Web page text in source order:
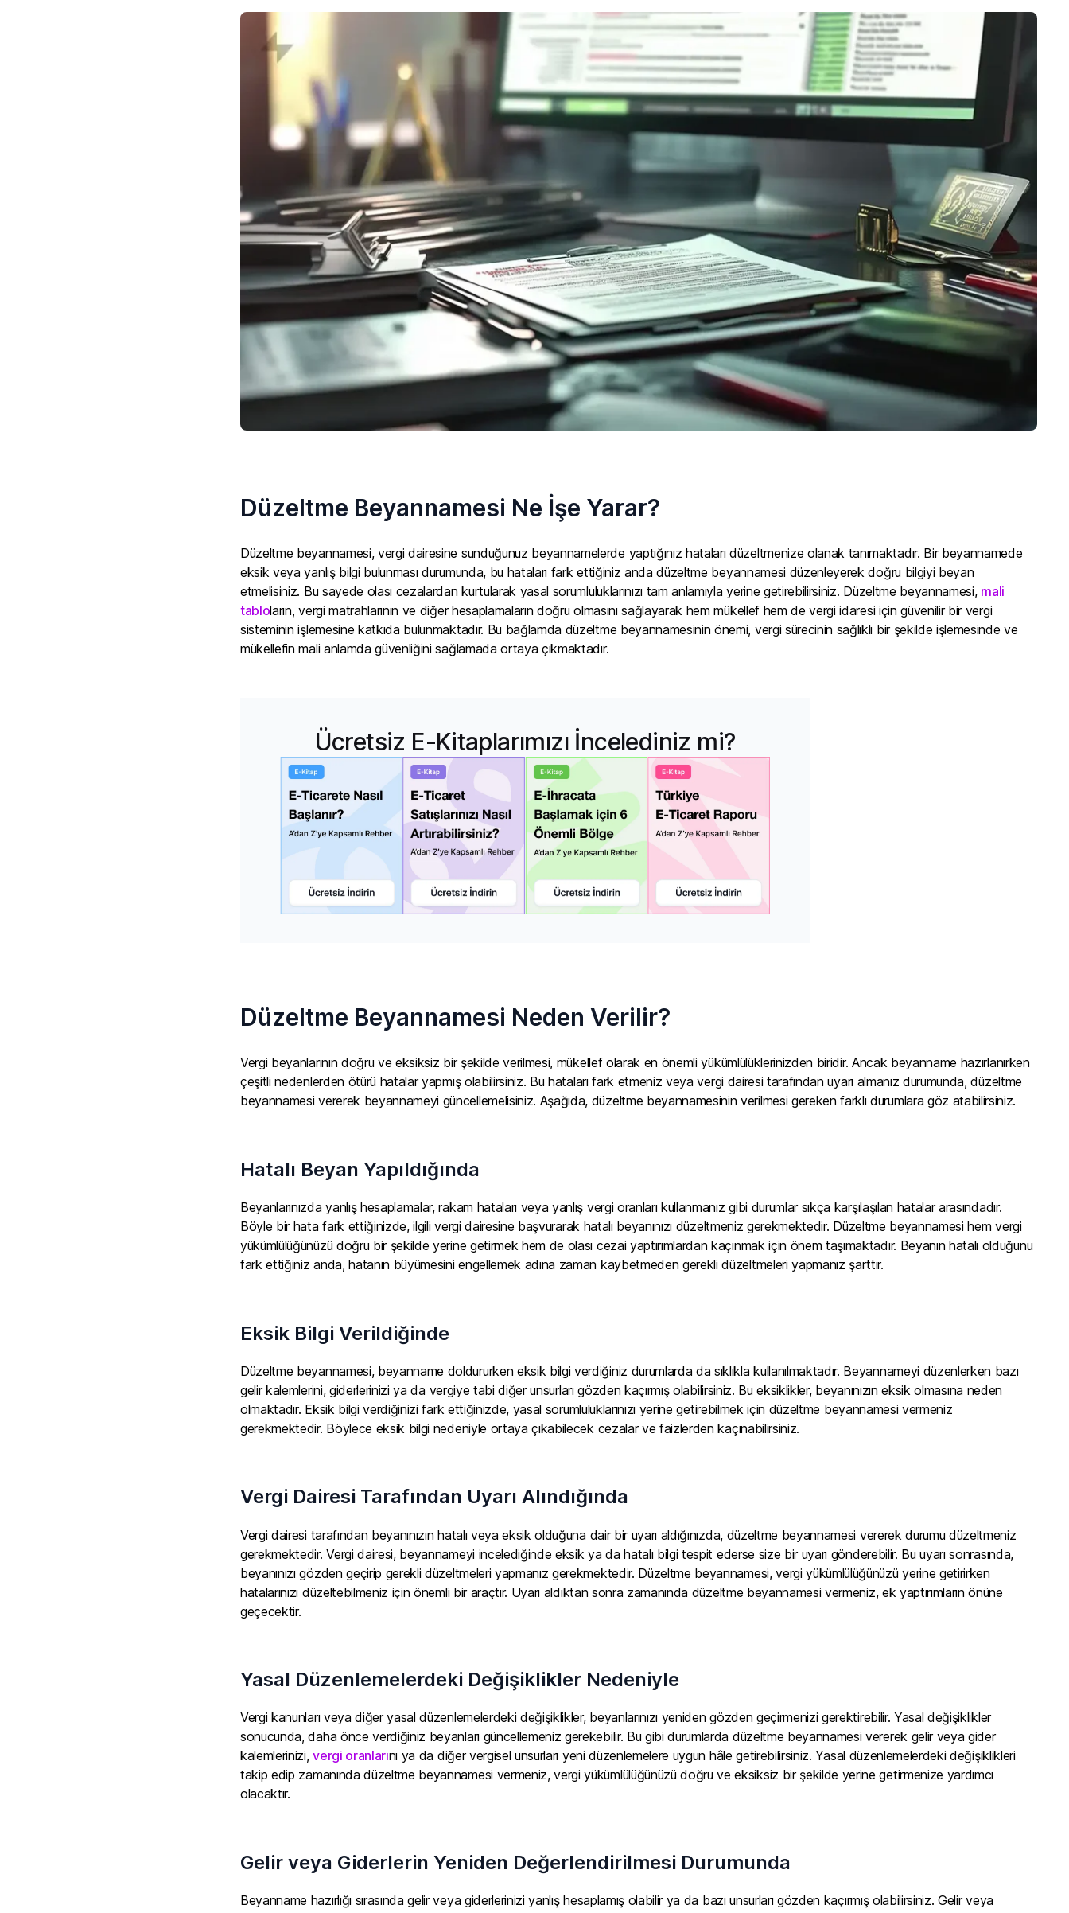
Düzeltme Beyannamesi Ne İşe Yarar?
Düzeltme beyannamesi, vergi dairesine sunduğunuz beyannamelerde yaptığınız hataları düzeltmenize olanak tanımaktadır. Bir beyannamede
eksik veya yanlış bilgi bulunması durumunda, bu hataları fark ettiğiniz anda düzeltme beyannamesi düzenleyerek doğru bilgiyi beyan
etmelisiniz. Bu sayede olası cezalardan kurtularak yasal sorumluluklarınızı tam anlamıyla yerine getirebilirsiniz. Düzeltme beyannamesi, mali
tabloların, vergi matrahlarının ve diğer hesaplamaların doğru olmasını sağlayarak hem mükellef hem de vergi idaresi için güvenilir bir vergi
sisteminin işlemesine katkıda bulunmaktadır. Bu bağlamda düzeltme beyannamesinin önemi, vergi sürecinin sağlıklı bir şekilde işlemesinde ve
mükellefin mali anlamda güvenliğini sağlamada ortaya çıkmaktadır.
Ücretsiz E-Kitaplarımızı İncelediniz mi?
Düzeltme Beyannamesi Neden Verilir?
Vergi beyanlarının doğru ve eksiksiz bir şekilde verilmesi, mükellef olarak en önemli yükümlülüklerinizden biridir. Ancak beyanname hazırlanırken
çeşitli nedenlerden ötürü hatalar yapmış olabilirsiniz. Bu hataları fark etmeniz veya vergi dairesi tarafından uyarı almanız durumunda, düzeltme
beyannamesi vererek beyannameyi güncellemelisiniz. Aşağıda, düzeltme beyannamesinin verilmesi gereken farklı durumlara göz atabilirsiniz.
Hatalı Beyan Yapıldığında
Beyanlarınızda yanlış hesaplamalar, rakam hataları veya yanlış vergi oranları kullanmanız gibi durumlar sıkça karşılaşılan hatalar arasındadır.
Böyle bir hata fark ettiğinizde, ilgili vergi dairesine başvurarak hatalı beyanınızı düzeltmeniz gerekmektedir. Düzeltme beyannamesi hem vergi
yükümlülüğünüzü doğru bir şekilde yerine getirmek hem de olası cezai yaptırımlardan kaçınmak için önem taşımaktadır. Beyanın hatalı olduğunu
fark ettiğiniz anda, hatanın büyümesini engellemek adına zaman kaybetmeden gerekli düzeltmeleri yapmanız şarttır.
Eksik Bilgi Verildiğinde
Düzeltme beyannamesi, beyanname doldururken eksik bilgi verdiğiniz durumlarda da sıklıkla kullanılmaktadır. Beyannameyi düzenlerken bazı
gelir kalemlerini, giderlerinizi ya da vergiye tabi diğer unsurları gözden kaçırmış olabilirsiniz. Bu eksiklikler, beyanınızın eksik olmasına neden
olmaktadır. Eksik bilgi verdiğinizi fark ettiğinizde, yasal sorumluluklarınızı yerine getirebilmek için düzeltme beyannamesi vermeniz
gerekmektedir. Böylece eksik bilgi nedeniyle ortaya çıkabilecek cezalar ve faizlerden kaçınabilirsiniz.
Vergi Dairesi Tarafından Uyarı Alındığında
Vergi dairesi tarafından beyanınızın hatalı veya eksik olduğuna dair bir uyarı aldığınızda, düzeltme beyannamesi vererek durumu düzeltmeniz
gerekmektedir. Vergi dairesi, beyannameyi incelediğinde eksik ya da hatalı bilgi tespit ederse size bir uyarı gönderebilir. Bu uyarı sonrasında,
beyanınızı gözden geçirip gerekli düzeltmeleri yapmanız gerekmektedir. Düzeltme beyannamesi, vergi yükümlülüğünüzü yerine getirirken
hatalarınızı düzeltebilmeniz için önemli bir araçtır. Uyarı aldıktan sonra zamanında düzeltme beyannamesi vermeniz, ek yaptırımların önüne
geçecektir.
Yasal Düzenlemelerdeki Değişiklikler Nedeniyle
Vergi kanunları veya diğer yasal düzenlemelerdeki değişiklikler, beyanlarınızı yeniden gözden geçirmenizi gerektirebilir. Yasal değişiklikler
sonucunda, daha önce verdiğiniz beyanları güncellemeniz gerekebilir. Bu gibi durumlarda düzeltme beyannamesi vererek gelir veya gider
kalemlerinizi,vergi oranlarını ya da diğer vergisel unsurları yeni düzenlemelere uygun hâle getirebilirsiniz. Yasal düzenlemelerdeki değişiklikleri
takip edip zamanında düzeltme beyannamesi vermeniz, vergi yükümlülüğünüzü doğru ve eksiksiz bir şekilde yerine getirmenize yardımcı
olacaktır.
Gelir veya Giderlerin Yeniden Değerlendirilmesi Durumunda
Beyanname hazırlığı sırasında gelir veya giderlerinizi yanlış hesaplamış olabilir ya da bazı unsurları gözden kaçırmış olabilirsiniz. Gelir veya